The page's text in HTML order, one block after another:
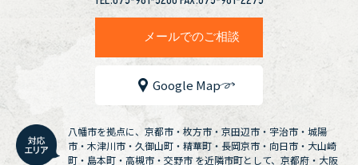
メールでのご相談
Google Map
八幡市を拠点に、京都市・枚方市・京田辺市・宇治市・城陽
市・木津川市・久御山町・精華町・長岡京市・向日市・大山崎
町・島本町・高槻市・交野市 を近隣市町として、京都府・大阪